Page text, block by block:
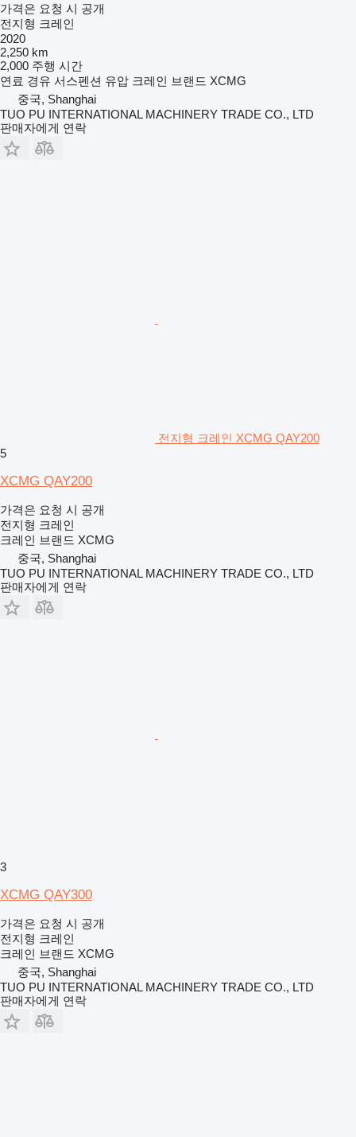
가격은 요청 시 공개
전지형 크레인
2020
2,250 km
2,000 주행 시간
연료 경유 서스펜션 유압 크레인 브랜드 XCMG
중국, Shanghai
TUO PU INTERNATIONAL MACHINERY TRADE CO., LTD
판매자에게 연락
전지형 크레인 XCMG QAY200
5
XCMG QAY200
가격은 요청 시 공개
전지형 크레인
크레인 브랜드 XCMG
중국, Shanghai
TUO PU INTERNATIONAL MACHINERY TRADE CO., LTD
판매자에게 연락
3
XCMG QAY300
가격은 요청 시 공개
전지형 크레인
크레인 브랜드 XCMG
중국, Shanghai
TUO PU INTERNATIONAL MACHINERY TRADE CO., LTD
판매자에게 연락